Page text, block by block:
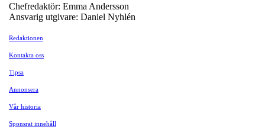
Chefredaktör: Emma Andersson
Ansvarig utgivare: Daniel Nyhlén
Redaktionen
Kontakta oss
Tipsa
Annonsera
Vår historia
Sponsrat innehåll